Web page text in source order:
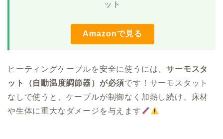
Amazonで見る
ヒーティングケーブルを安全に使うには、サーモスタ
ット（自動温度調節器）が必須です！サーモスタット
なしで使うと、ケーブルが制御なく加熱し続け、床材
や生体に重大なダメージを与えます